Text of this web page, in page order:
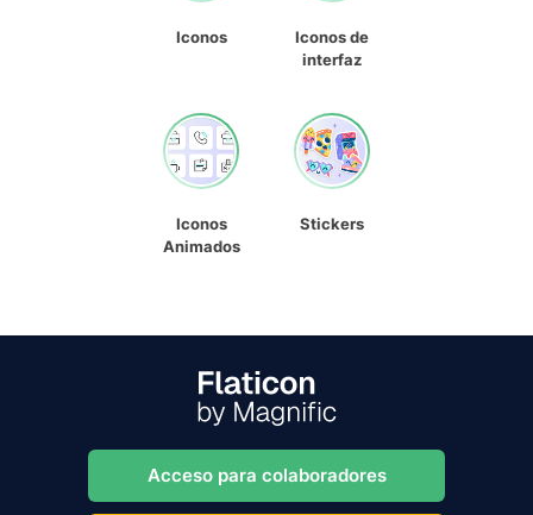
Iconos
Iconos de
interfaz
Iconos
Animados
Stickers
Acceso para colaboradores